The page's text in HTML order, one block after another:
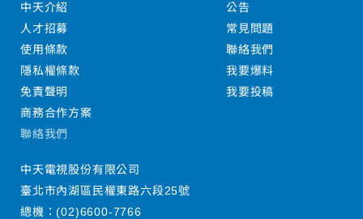
中天介紹
人才招募
使用條款
隱私權條款
免責聲明
商務合作方案
公告
常見問題
聯絡我們
我要爆料
我要投稿
聯絡我們
中天電視股份有限公司
臺北市內湖區民權東路六段25號
總機：(02)6600-7766